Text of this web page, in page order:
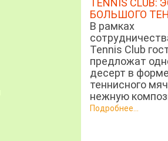
TENNIS CLUB:
БОЛЬШОГО
В рамках
Tennis Club
предложат
десерт в форме
теннисного
нежную
Подробнее...